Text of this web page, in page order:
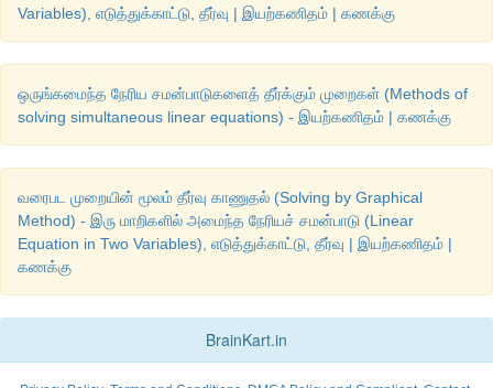
Variables), எடுத்துக்காட்டு, தீர்வு | இயற்கணிதம் | கணக்கு
ஒருங்கமைந்த நேரிய சமன்பாடுகளைத் தீர்க்கும் முறைகள் (Methods of
solving simultaneous linear equations) - இயற்கணிதம் | கணக்கு
வரைபட முறையின் மூலம் தீர்வு காணுதல் (Solving by Graphical
Method) - இரு மாறிகளில் அமைந்த நேரியச் சமன்பாடு (Linear
Equation in Two Variables), எடுத்துக்காட்டு, தீர்வு | இயற்கணிதம் |
கணக்கு
BrainKart.in